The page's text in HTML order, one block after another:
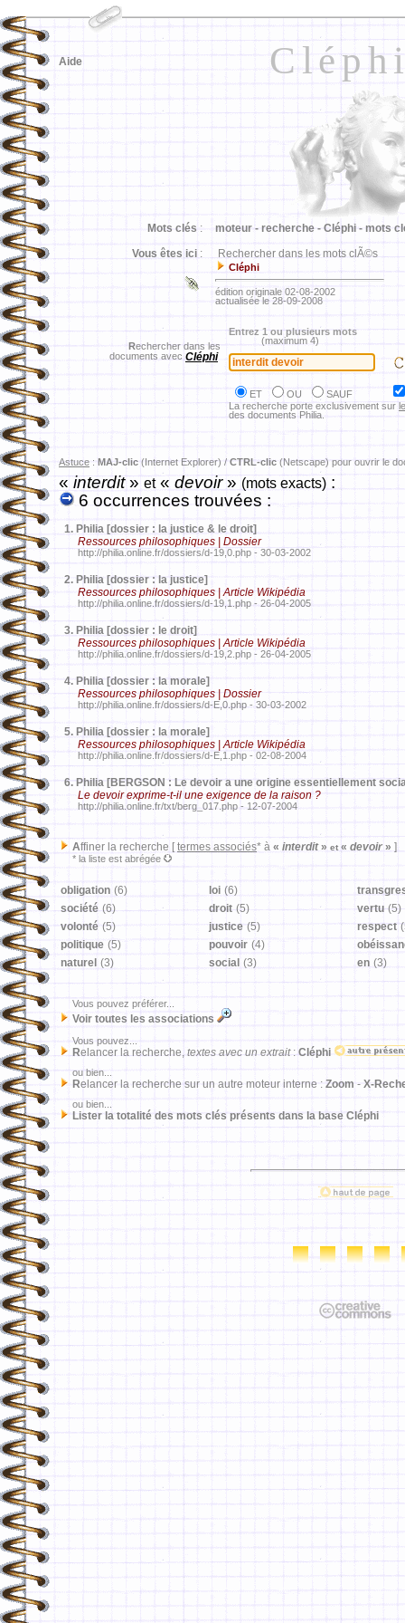
Aide
Mots clés : moteur - recherche - Cléphi - mots
Vous êtes ici : Rechercher dans les mots clÃ©s
Cléphi
édition originale 02-08-2002
actualisée le 28-09-2008
Rechercher dans les
documents avec Cléphi
Entrez 1 ou plusieurs mots
(maximum 4)
ET OU
SAUF
La recherche porte exclusivement sur
des documents Philia.
Astuce : MAJ-clic (Internet Explorer) / CTRL-clic (Netscape) pour ouvrir le
«interdit» et« devoir» (mots exacts) :
6 occurrences trouvées :
1. Philia [dossier : la justice & le droit]
Ressources philosophiques | Dossier
http://philia.online.fr/dossiers/d-19,0.php - 30-03-2002
2. Philia [dossier : la justice]
Ressources philosophiques | Article Wikipédia
http://philia.online.fr/dossiers/d-19,1.php - 26-04-2005
3. Philia [dossier : le droit]
Ressources philosophiques | Article Wikipédia
http://philia.online.fr/dossiers/d-19,2.php - 26-04-2005
4. Philia [dossier : la morale]
Ressources philosophiques | Dossier
http://philia.online.fr/dossiers/d-E,0.php - 30-03-2002
5. Philia [dossier : la morale]
Ressources philosophiques | Article Wikipédia
http://philia.online.fr/dossiers/d-E,1.php - 02-08-2004
6. Philia [BERGSON : Le devoir a une origine essentiellement
Le devoir exprime-t-il une exigence de la raison ?
http://philia.online.fr/txt/berg_017.php - 12-07-2004
Affiner la recherche [ termes associés* à « interdit» et« devoir» ]
* la liste est abrégée
obligation (6) loi (6)
société (6) droit (5) vertu (5)
volonté (5) justice (5) respect
politique (5) pouvoir (4)
naturel (3) social (3) en (3)
Vous pouvez préférer...
Voir toutes les associations
Vous pouvez...
Relancer la recherche, textes avec un extrait: Cléphi
ou bien...
Relancer la recherche sur un autre moteur interne : Zoom - X-
ou bien...
Lister la totalité des mots clés présents dans la base Cléphi